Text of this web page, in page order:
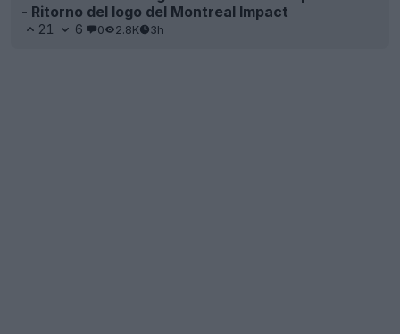
- Ritorno del logo del Montreal Impact
21 6 0 2.8K 3h